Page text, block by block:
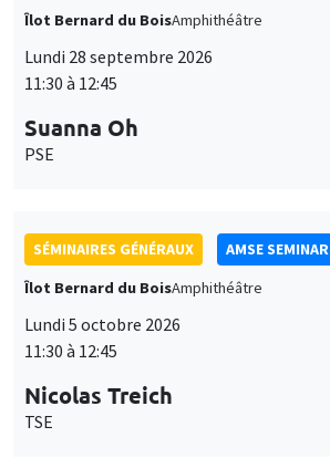
Îlot Bernard du BoisAmphithéâtre
Lundi 28 septembre 2026
11:30 à 12:45
Suanna Oh
PSE
SÉMINAIRES GÉNÉRAUX
AMSE SEMINAR
Îlot Bernard du BoisAmphithéâtre
Lundi 5 octobre 2026
11:30 à 12:45
Nicolas Treich
TSE